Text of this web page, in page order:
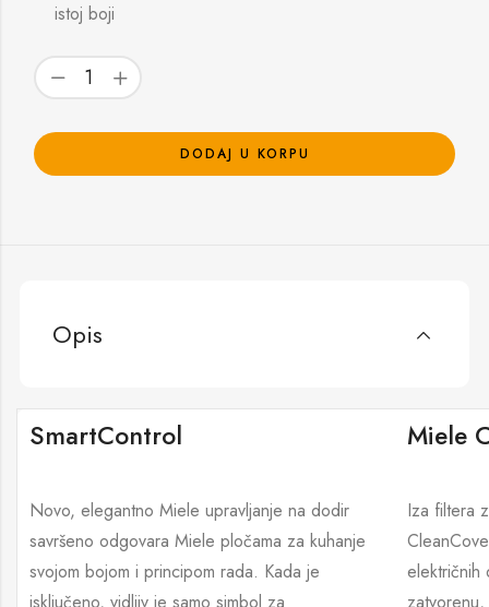
istoj boji
DODAJ U KORPU
Opis
SmartControl
Novo, elegantno Miele upravljanje na dodir
savršeno odgovara Miele pločama za kuhanje
svojom bojom i principom rada. Kada je
Miele
Iza filtera
električnih